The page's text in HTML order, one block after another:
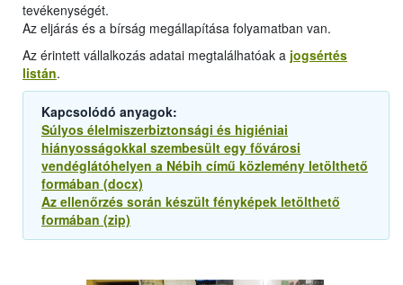
tevékenységét.
Az eljárás és a bírság megállapítása folyamatban van.
Az érintett vállalkozás adatai megtalálhatóak a jogsértés
listán.
Kapcsolódó anyagok:
Súlyos élelmiszerbiztonsági és higiéniai
hiányosságokkal szembesült egy fővárosi
vendéglátóhelyen a Nébih című közlemény letölthető
formában (docx)
Az ellenőrzés során készült fényképek letölthető
formában (zip)